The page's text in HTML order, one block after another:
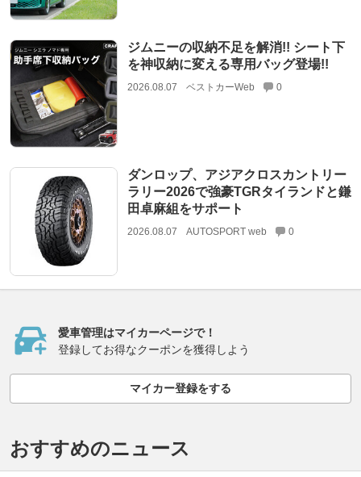
ジムニーの収納不足を解消!! シート下
を神収納に変える専用バッグ登場!!
2026.08.07 ベストカーWeb 0
ダンロップ、アジアクロスカントリー
ラリー2026で強豪TGRタイランドと鎌
田卓麻組をサポート
2026.08.07 AUTOSPORT web 0
愛車管理はマイカーページで！
登録してお得なクーポンを獲得しよう
マイカー登録をする
おすすめのニュース